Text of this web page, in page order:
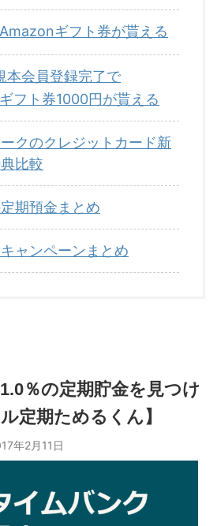
Amazonギフト券が貰える
本会員登録完了で
フト券1000円が貰える
クのクレジットカード新
比較
期預金まとめ
ャンペーンまとめ
％の定期貯金を見つけ
定期ためるくん】
年2月11日